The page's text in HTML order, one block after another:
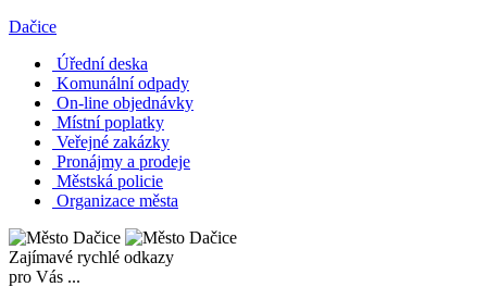
Dačice
Úřední deska
Komunální odpady
On-line objednávky
Místní poplatky
Veřejné zakázky
Pronájmy a prodeje
Městská policie
Organizace města
Zajímavé rychlé odkazy
pro Vás ...